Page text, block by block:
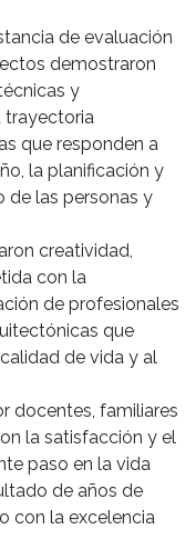
de evaluación
demostraron
y
trayectoria
que responden a
la planificación y
de las personas y
creatividad,
con la
de profesionales
que
de vida y al
docentes, familiares
la satisfacción y el
paso en la vida
de años de
con la excelencia